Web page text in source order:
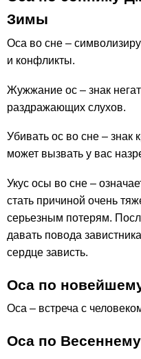
Зимы
Оса во сне –
и конфликты.
Жужжание ос – знак
раздражающих слухов.
Убивать ос во сне – знак
может вызвать у вас
Укус осы во сне –
стать причиной очень
серьезным потерям.
давать повода
сердце зависть.
Оса по
Оса – встреча с
Оса по